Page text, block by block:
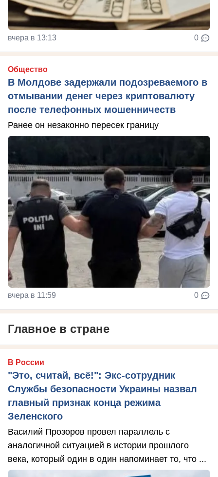
вчера в 13:13 0
Общество
В Молдове задержали подозреваемого в
отмывании денег через криптовалюту
после телефонных мошенничеств
Ранее он незаконно пересек границу
вчера в 11:59 0
Главное в стране
В России
"Это, считай, всё!": Экс-сотрудник
Службы безопасности Украины назвал
главный признак конца режима
Зеленского
Василий Прозоров провел параллель с
аналогичной ситуацией в истории прошлого
века, который один в один напоминает то, что ...